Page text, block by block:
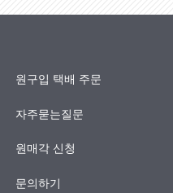
원구입 택배 주문
자주묻는질문
원매각 신청
문의하기